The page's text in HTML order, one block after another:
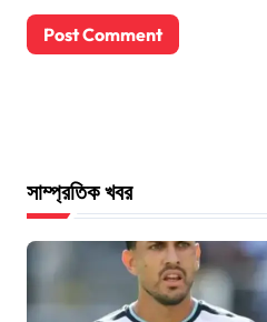
সাম্প্রতিক খবর